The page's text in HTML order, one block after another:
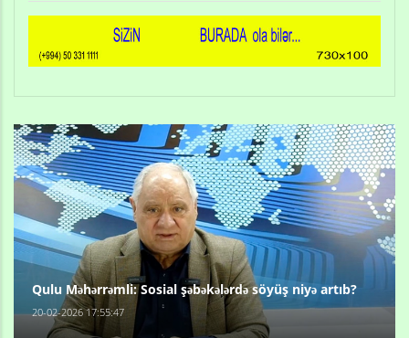
Qulu Məhərrəmli: Sosial şəbəkələrdə söyüş niyə artıb?
20-02-2026 17:55:47